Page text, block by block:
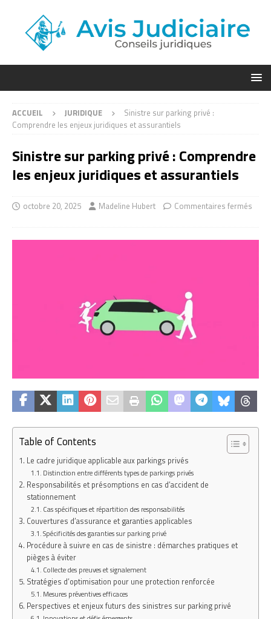
ACCUEIL JURIDIQUE
Sinistre sur parking privé :
Comprendre les enjeux juridiques et assurantiels
Sinistre sur parking privé : Comprendre
les enjeux juridiques et assurantiels
octobre 20, 2025 Madeline Hubert Commentaires fermés
Table of Contents
Le cadre juridique applicable aux parkings privés
Distinction entre différents types de parkings privés
Responsabilités et présomptions en cas d’accident de
stationnement
Cas spécifiques et répartition des responsabilités
Couvertures d’assurance et garanties applicables
Spécificités des garanties sur parking privé
Procédure à suivre en cas de sinistre : démarches pratiques et
pièges à éviter
Collecte des preuves et signalement
Stratégies d’optimisation pour une protection renforcée
Mesures préventives efficaces
Perspectives et enjeux futurs des sinistres sur parking privé